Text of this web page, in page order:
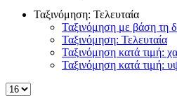
Ταξινόμηση: Τελευταία
Ταξινόμηση με βάση τη
Ταξινόμηση: Τελευταία
Ταξινόμηση κατά τιμή:
Ταξινόμηση κατά τιμή: